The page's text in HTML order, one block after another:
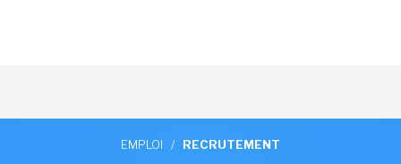
EMPLOI / RECRUTEMENT